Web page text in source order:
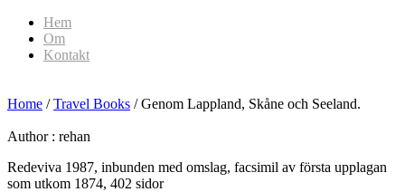
Hem
Om
Kontakt
Home /Travel Books / Genom Lappland, Skåne och Seeland.
Author : rehan
Redeviva 1987, inbunden med omslag, facsimil av första upplagan
som utkom 1874, 402 sidor